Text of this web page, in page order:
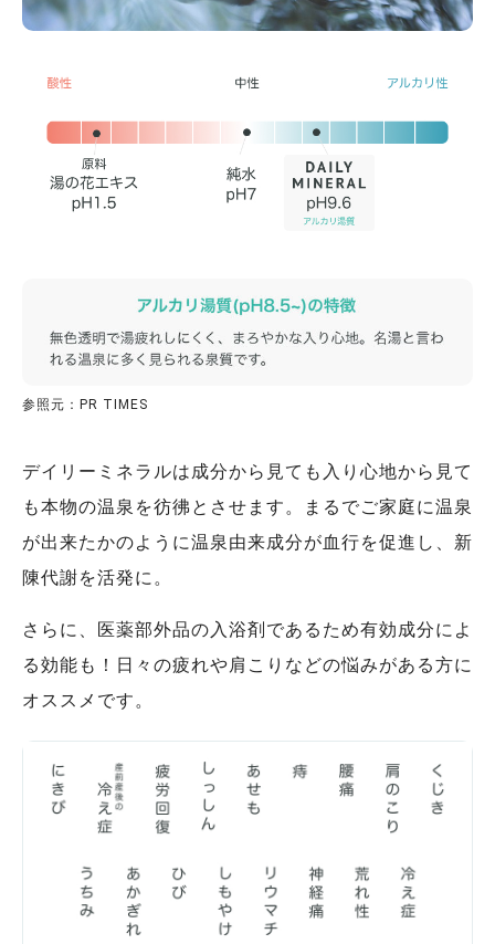
参照元：PR TIMES
デイリーミネラルは成分から見ても入り心地から見て
も本物の温泉を彷彿とさせます。まるでご家庭に温泉
が出来たかのように温泉由来成分が血行を促進し、新
陳代謝を活発に。
さらに、医薬部外品の入浴剤であるため有効成分によ
る効能も！日々の疲れや肩こりなどの悩みがある方に
オススメです。